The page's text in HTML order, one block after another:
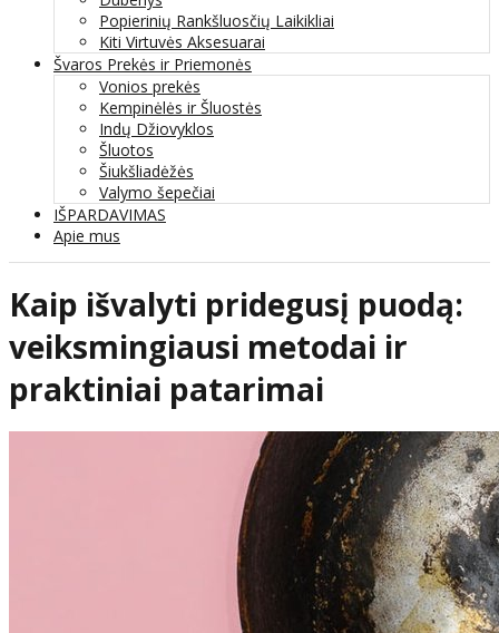
Popierinių Rankšluosčių Laikikliai
Kiti Virtuvės Aksesuarai
Švaros Prekės ir Priemonės
Vonios prekės
Kempinėlės ir Šluostės
Indų Džiovyklos
Šluotos
Šiukšliadėžės
Valymo šepečiai
IŠPARDAVIMAS
Apie mus
Kaip išvalyti pridegusį puodą:
veiksmingiausi metodai ir
praktiniai patarimai